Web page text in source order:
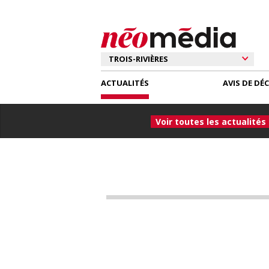
ACTUALITÉS
Voir toutes les actualités
AVIS DE